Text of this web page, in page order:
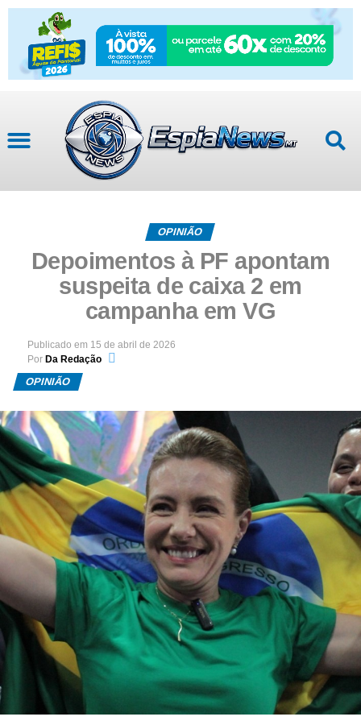
OPINIÃO
Depoimentos à PF apontam
suspeita de caixa 2 em
campanha em VG
Publicado em 15 de abril de 2026
Por Da Redação
OPINIÃO